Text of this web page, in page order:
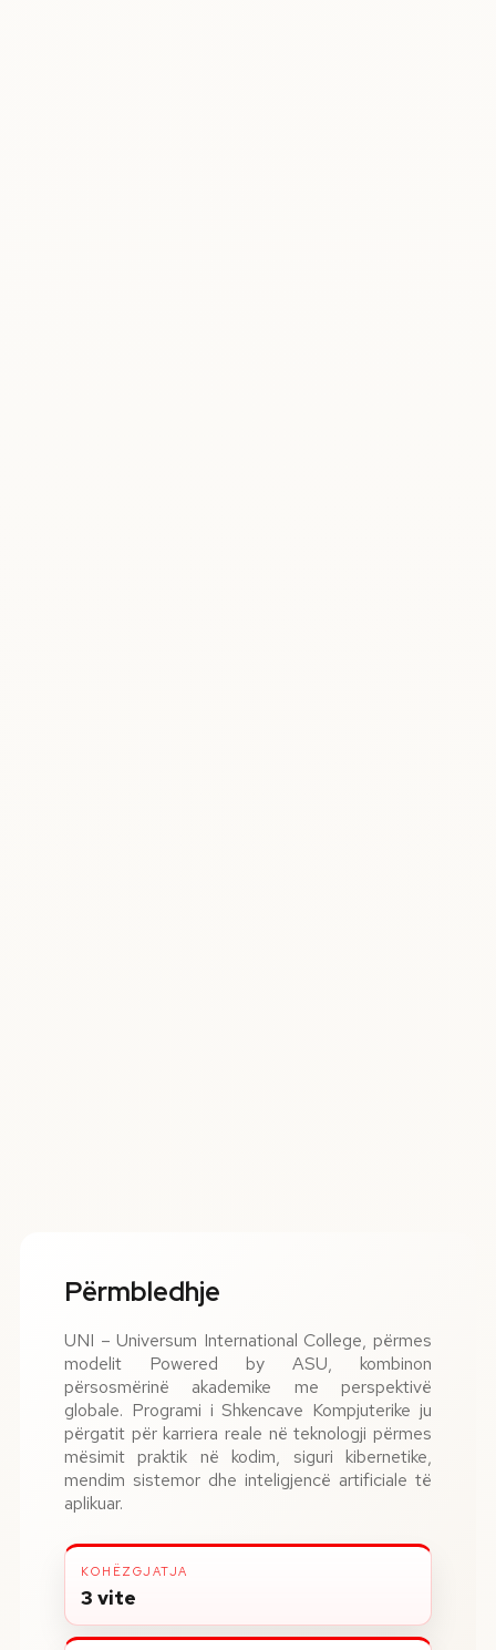
Përmbledhje
UNI – Universum International College, përmes
modelit Powered by ASU, kombinon
përsosmërinë akademike me perspektivë
globale. Programi i Shkencave Kompjuterike ju
përgatit për karriera reale në teknologji përmes
mësimit praktik në kodim, siguri kibernetike,
mendim sistemor dhe inteligjencë artificiale të
aplikuar.
KOHËZGJATJA
3 vite